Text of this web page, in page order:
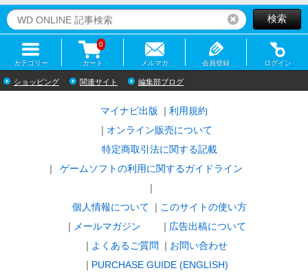
リセット検索
カテゴリー カート
0
メルマガ 会員登録 ログイン
ショッピング 関連サイト 編集部ブログ
マイナビ出版
利用規約
オンライン販売について
特定商取引法に関する記載
ゲームソフトの利用に関するガイドライン
｜
個人情報について
このサイトの使い方
メールマガジン
広告出稿について
よくあるご質問
お問い合わせ
PURCHASE GUIDE (ENGLISH)